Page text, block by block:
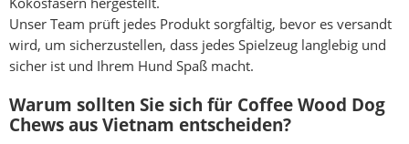
Unser Team prüft jedes Produkt sorgfältig, bevor es versandt
wird, um sicherzustellen, dass jedes Spielzeug langlebig und
sicher ist und Ihrem Hund Spaß macht.
Warum sollten Sie sich für Coffee Wood Dog
Chews aus Vietnam entscheiden?